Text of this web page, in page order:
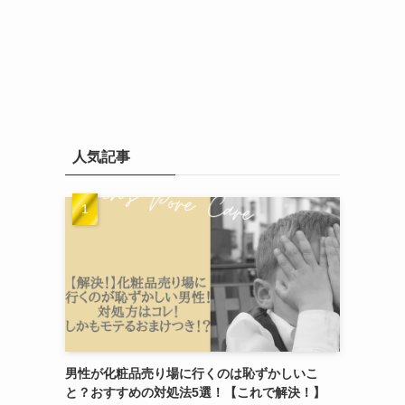
人気記事
男性が化粧品売り場に行くのは恥ずかしいこ
と？おすすめの対処法5選！【これで解決！】